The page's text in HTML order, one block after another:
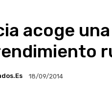
acoge
18/09/2014